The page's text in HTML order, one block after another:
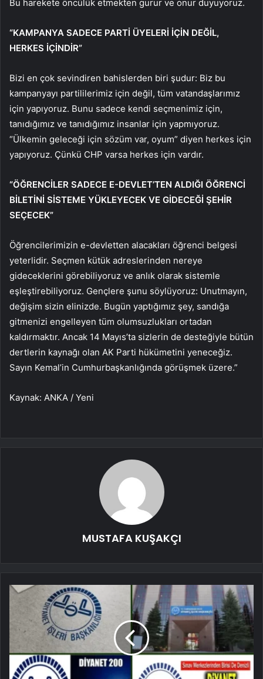
Bu harekete öncülük etmekten gurur ve onur duyuyoruz.
“KAMPANYA SADECE PARTİ ÜYELERİ İÇİN DEĞİL,
HERKES İÇİNDİR”
Bizi en çok sevindiren bahislerden biri şudur: Biz bu
kampanyayı partililerimiz için değil, tüm vatandaşlarımız
için yapıyoruz. Bunu sadece kendi seçmenimiz için,
tanıdığımız ve tanıdığımız insanlar için yapmıyoruz.
“Ülkemin geleceği için sözüm var, oyum” diyen herkes için
yapıyoruz. Çünkü CHP varsa herkes için vardır.
“ÖĞRENCİLER SADECE E-DEVLET’TEN ALDIĞI ÖĞRENCİ
BİLETİNİ SİSTEME YÜKLEYECEK VE GİDECEĞİ ŞEHİR
SEÇECEK”
Öğrencilerimizin e-devletten alacakları öğrenci belgesi
yeterlidir. Seçmen kütük adreslerinden nereye
gideceklerini görebiliyoruz ve anlık olarak sistemle
eşleştirebiliyoruz. Gençlere şunu söylüyoruz: Unutmayın,
değişim sizin elinizde. Bugün yaptığımız şey, sandığa
gitmenizi engelleyen tüm olumsuzlukları ortadan
kaldırmaktır. Ancak 14 Mayıs’ta sizlerin de desteğiyle bütün
dertlerin kaynağı olan AK Parti hükümetini yeneceğiz.
Sayın Kemal’in Cumhurbaşkanlığında görüşmek üzere.”
Kaynak: ANKA / Yeni
MUSTAFA KUŞAKÇI